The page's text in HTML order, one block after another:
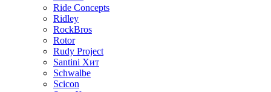
Ride Concepts
Ridley
RockBros
Rotor
Rudy Project
Santini Хит
Schwalbe
Scicon